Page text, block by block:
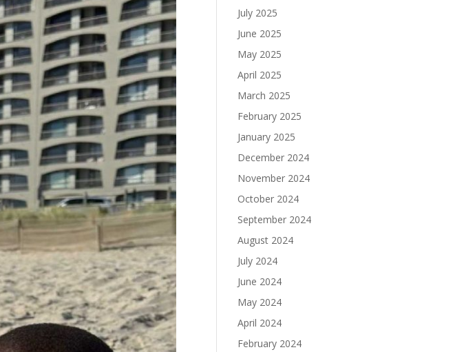
July 2025
June 2025
May 2025
April 2025
March 2025
February 2025
January 2025
December 2024
November 2024
October 2024
September 2024
August 2024
July 2024
June 2024
May 2024
April 2024
February 2024